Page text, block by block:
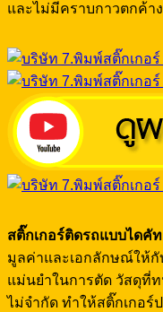
และไม่มีคราบกาวตกค้าง
สติ๊กเกอร์ติดรถแบบไดคัท
มูลค่าและเอกลักษณ์ให้
แม่นยำในการตัด วัสดุที่
ไม่จำกัด ทำให้สติ๊กเกอร์